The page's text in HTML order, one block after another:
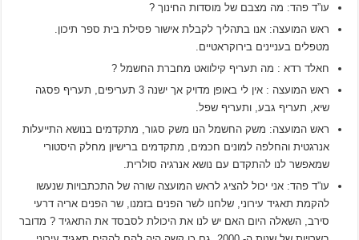
עו”ד פהד: מה מצבם של מוסדות החינוך ?
ראש המועצה: אנו בתהליך לקבלת אישור פסילת בית ספר תיכון.
מטפלים בעניינים בירוקראטיים.
חאלד רדא : מה תעריף קילוואט מחברת החשמל ?
ראש המועצה : אין לי באופן מדויק אך ישנה 3 תעריפים, תעריף פסגה
שיא, תעריף גבע, ותעריף שפל.
ראש המועצה: משק החשמל הנו משק סגור, מתקדמים בנושא התייעלות
אנרגטית והחלפה למונים חכמים, מתקדמים ברישיון מחלק היסטורי
שמאפשר לנו להתקדם עם נושא אנרגיה סולרית.
עו”ד פהד: אני יכול להציג לראש המועצה שורה של התכתבויות שנעשו
להקמת תאגיד עירוני, שלחנו לשר הפנים בזמנו, שר הפנים אריה דרעי
סירב, השאלה היום האם יש לנו את היכולת לסבסד את התאגיד ? מדובר